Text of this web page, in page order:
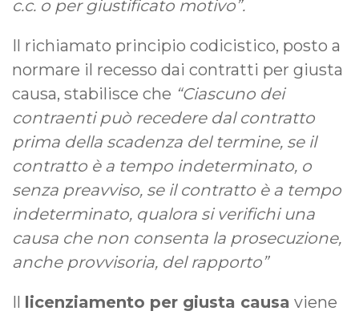
c.c. o per giustificato motivo”.
Il richiamato principio codicistico, posto a
normare il recesso dai contratti per giusta
causa, stabilisce che “Ciascuno dei
contraenti può recedere dal contratto
prima della scadenza del termine, se il
contratto è a tempo indeterminato, o
senza preavviso, se il contratto è a tempo
indeterminato, qualora si verifichi una
causa che non consenta la prosecuzione,
anche provvisoria, del rapporto”
Il licenziamento per giusta causa viene